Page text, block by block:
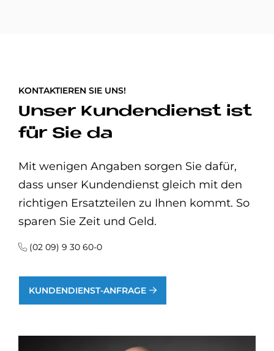
KONTAKTIEREN SIE UNS!
Unser Kundendienst ist
für Sie da
Mit wenigen Angaben sorgen Sie dafür,
dass unser Kundendienst gleich mit den
richtigen Ersatzteilen zu Ihnen kommt. So
sparen Sie Zeit und Geld.
(02 09) 9 30 60-0
KUNDENDIENST-ANFRAGE